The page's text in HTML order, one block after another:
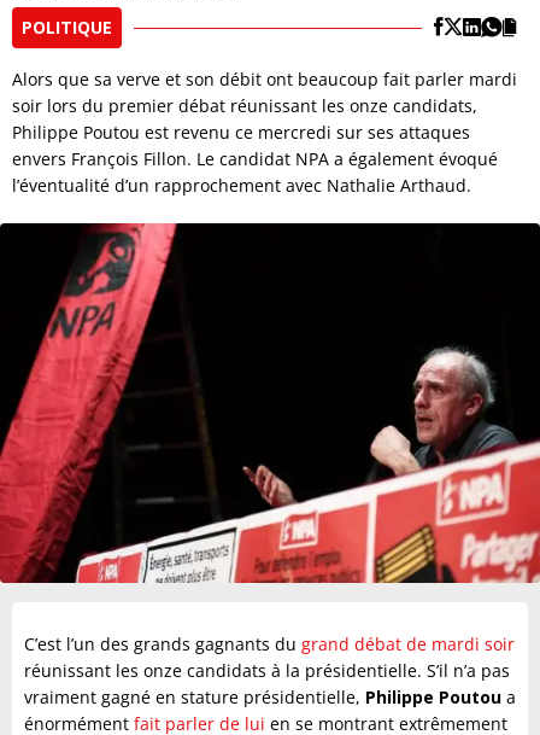
POLITIQUE
Alors que sa verve et son débit ont beaucoup fait parler mardi
soir lors du premier débat réunissant les onze candidats,
Philippe Poutou est revenu ce mercredi sur ses attaques
envers François Fillon. Le candidat NPA a également évoqué
l’éventualité d’un rapprochement avec Nathalie Arthaud.
C’est l’un des grands gagnants du grand débat de mardi soir
réunissant les onze candidats à la présidentielle. S’il n’a pas
vraiment gagné en stature présidentielle, Philippe Poutou a
énormément fait parler de lui en se montrant extrêmement